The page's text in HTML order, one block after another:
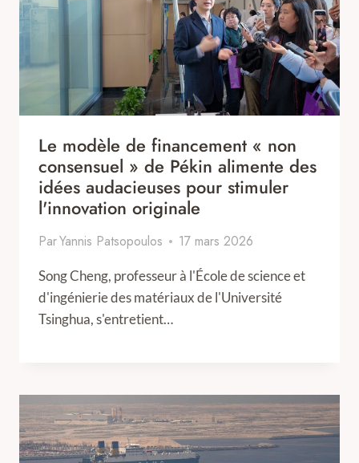
Le modèle de financement « non
consensuel » de Pékin alimente des
idées audacieuses pour stimuler
l'innovation originale
ParYannis Patsopoulos 17 mars 2026
Song Cheng, professeur à l'École de science et
d'ingénierie des matériaux de l'Université
Tsinghua, s'entretient…